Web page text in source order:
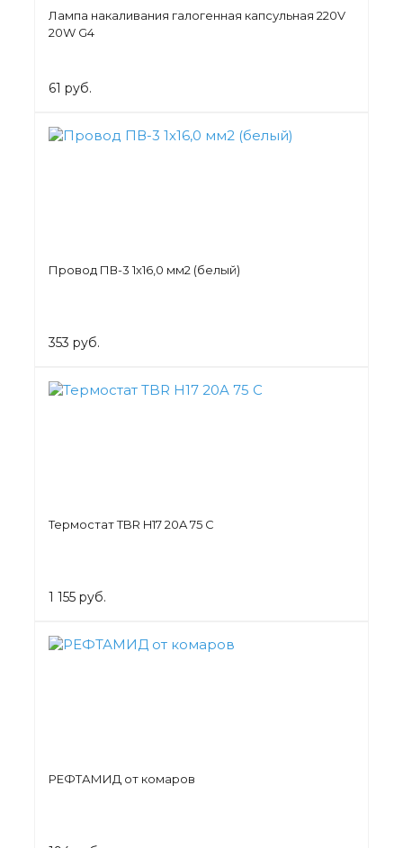
Лампа накаливания галогенная капсульная 220V
20W G4
61 руб.
Провод ПВ-3 1х16,0 мм2 (белый)
353 руб.
Термостат TBR H17 20A 75 C
1 155 руб.
РЕФТАМИД от комаров